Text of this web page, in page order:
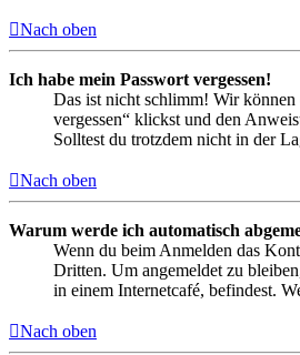
Nach oben
Ich habe mein Passwort vergessen!
Das ist nicht schlimm! Wir können
vergessen“ klickst und den
Solltest du trotzdem nicht in der
Nach oben
Warum werde ich automatisch
Wenn du beim Anmelden das
Dritten. Um angemeldet zu
in einem Internetcafé, befindest.
Nach oben